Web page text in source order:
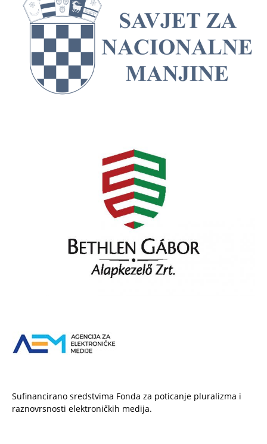
Sufinancirano sredstvima Fonda za poticanje pluralizma i
raznovrsnosti elektroničkih medija.